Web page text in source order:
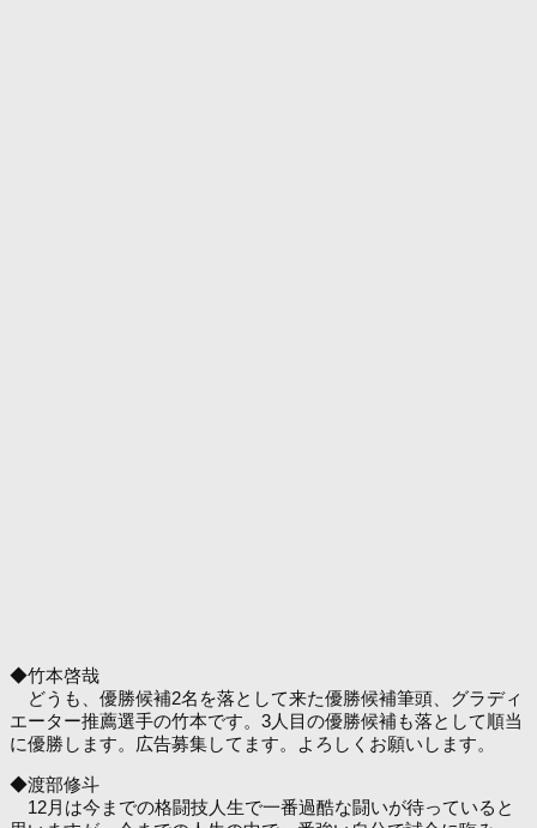
◆竹本啓哉
どうも、優勝候補2名を落として来た優勝候補筆頭、グラディ
エーター推薦選手の竹本です。3人目の優勝候補も落として順当
に優勝します。広告募集してます。よろしくお願いします。
◆渡部修斗
12月は今までの格闘技人生で一番過酷な闘いが待っていると